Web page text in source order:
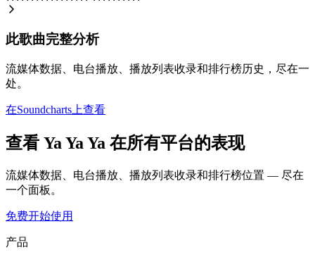
此歌曲完整分析
流媒体数据、电台播放、播放列表收录和排行榜历史，尽在一
处。
在Soundcharts上查看
查看 Ya Ya Ya 在所有平台的表现
流媒体数据、电台播放、播放列表收录和排行榜位置 — 尽在
一个面板。
免费开始使用
产品